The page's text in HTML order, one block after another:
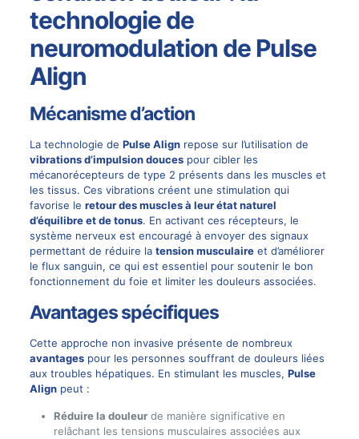
technologie de
neuromodulation de Pulse
Align
Mécanisme d’action
La technologie de Pulse Alignrepose sur l’utilisation de
vibrations d’impulsion doucespour cibler les
mécanorécepteurs de type 2 présents dans les muscles et
les tissus. Ces vibrations créent une stimulation qui
favorise le retour des muscles à leur état naturel
d’équilibre et de tonus. En activant ces récepteurs, le
système nerveux est encouragé à envoyer des signaux
permettant de réduire la tension musculaireet d’améliorer
le flux sanguin, ce qui est essentiel pour soutenir le bon
fonctionnement du foie et limiter les douleurs associées.
Avantages spécifiques
Cette approche non invasive présente de nombreux
avantagespour les personnes souffrant de douleurs liées
aux troubles hépatiques. En stimulant les muscles, Pulse
Alignpeut :
Réduire la douleurde manière significative en
relâchant les tensions musculaires associées aux